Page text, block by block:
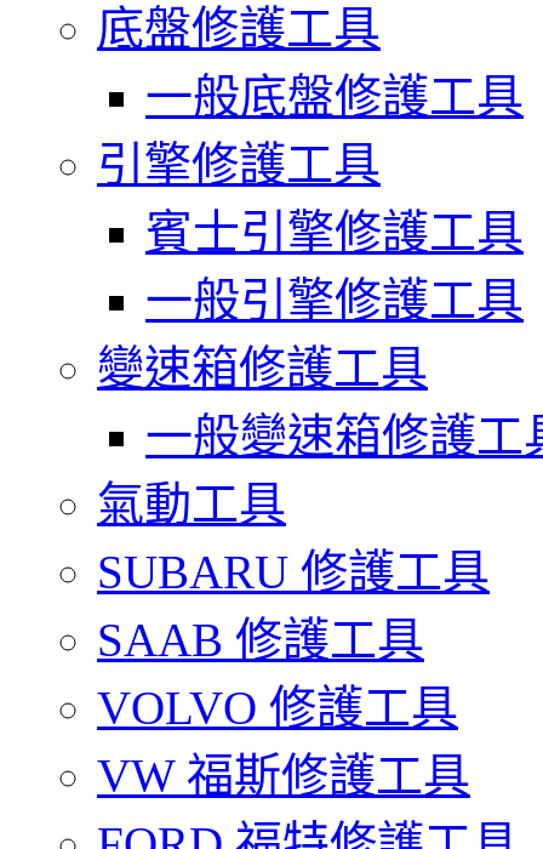
底盤修護工具
一般底盤修護工具
引擎修護工具
賓士引擎修護工具
一般引擎修護工具
變速箱修護工具
一般變速箱修護工
氣動工具
SUBARU 修護工具
SAAB 修護工具
VOLVO 修護工具
VW 福斯修護工具